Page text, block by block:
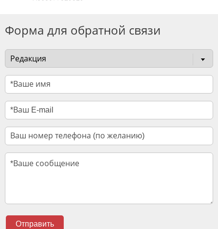
Форма для обратной связи
Отправить